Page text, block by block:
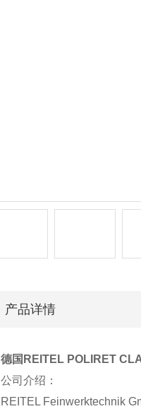
产品详情
德国REITEL POLIRET
公司介绍：
REITEL Feinwerktechnik